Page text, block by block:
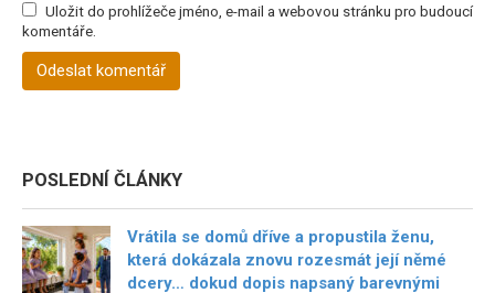
Uložit do prohlížeče jméno, e-mail a webovou stránku pro budoucí
komentáře.
POSLEDNÍ ČLÁNKY
Vrátila se domů dříve a propustila ženu,
která dokázala znovu rozesmát její němé
dcery… dokud dopis napsaný barevnými